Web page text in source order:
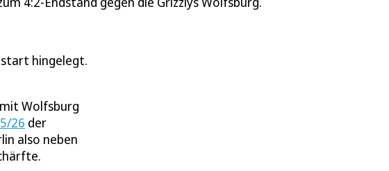
hingelegt.
Wolfsburg
26 der
also neben